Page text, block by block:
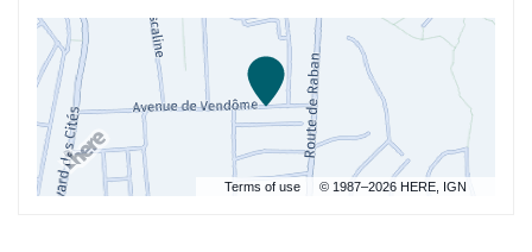
des
Manguiers
-
Elsie
Santé
Terms of use © 1987–2026 HERE, IGN